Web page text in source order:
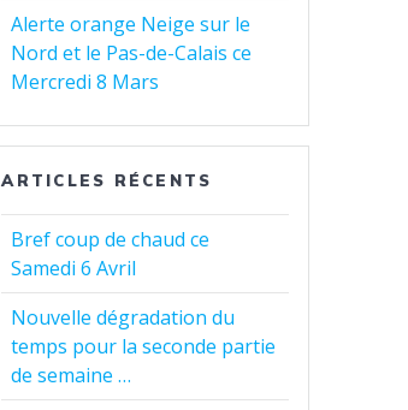
Alerte orange Neige sur le
Nord et le Pas-de-Calais ce
Mercredi 8 Mars
ARTICLES RÉCENTS
Bref coup de chaud ce
Samedi 6 Avril
Nouvelle dégradation du
temps pour la seconde partie
de semaine …